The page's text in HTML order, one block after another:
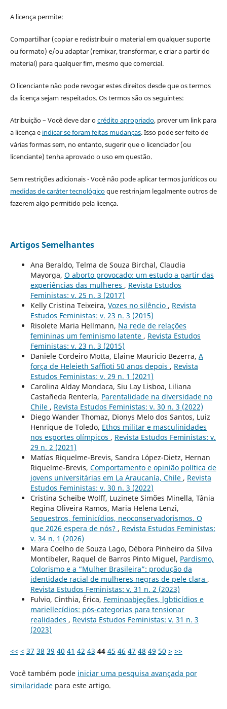
A licença permite:
Compartilhar (copiar e redistribuir o material em qualquer suporte
ou formato) e/ou adaptar (remixar, transformar, e criar a partir do
material) para qualquer fim, mesmo que comercial.
O licenciante não pode revogar estes direitos desde que os termos
da licença sejam respeitados. Os termos são os seguintes:
Atribuição – Você deve dar ocrédito apropriado, prover um link para
a licença e indicar se foram feitas mudanças. Isso pode ser feito de
várias formas sem, no entanto, sugerir que o licenciador (ou
licenciante) tenha aprovado o uso em questão.
Sem restrições adicionais - Você não pode aplicar termos jurídicos ou
medidas de caráter tecnológicoque restrinjam legalmente outros de
fazerem algo permitido pela licença.
Artigos Semelhantes
Ana Beraldo, Telma de Souza Birchal, Claudia
Mayorga, O aborto provocado: um estudo a partir das
experiências das mulheres , Revista Estudos
Feministas: v. 25 n. 3 (2017)
Kelly Cristina Teixeira, Vozes no silêncio , Revista
Estudos Feministas: v. 23 n. 3 (2015)
Risolete Maria Hellmann, Na rede de relações
femininas um feminismo latente , Revista Estudos
Feministas: v. 23 n. 3 (2015)
Daniele Cordeiro Motta, Elaine Mauricio Bezerra, A
força de Heleieth Saffioti 50 anos depois , Revista
Estudos Feministas: v. 29 n. 1 (2021)
Carolina Alday Mondaca, Siu Lay Lisboa, Liliana
Castañeda Rentería, Parentalidade na diversidade no
Chile , Revista Estudos Feministas: v. 30 n. 3 (2022)
Diego Wander Thomaz, Dionys Melo dos Santos, Luiz
Henrique de Toledo, Ethos militar e masculinidades
nos esportes olímpicos , Revista Estudos Feministas: v.
29 n. 2 (2021)
Matías Riquelme-Brevis, Sandra López-Dietz, Hernan
Riquelme-Brevis, Comportamento e opinião política de
jovens universitárias em La Araucanía, Chile , Revista
Estudos Feministas: v. 30 n. 3 (2022)
Cristina Scheibe Wolff, Luzinete Simões Minella, Tânia
Regina Oliveira Ramos, Maria Helena Lenzi,
Sequestros, feminicídios, neoconservadorismos. O
que 2026 espera de nós? , Revista Estudos Feministas:
v. 34 n. 1 (2026)
Mara Coelho de Souza Lago, Débora Pinheiro da Silva
Montibeler, Raquel de Barros Pinto Miguel, Pardismo,
Colorismo e a “Mulher Brasileira”: produção da
identidade racial de mulheres negras de pele clara ,
Revista Estudos Feministas: v. 31 n. 2 (2023)
Fulvio, Cinthia, Érica, Feminoabjeções, lgbticídios e
mariellecídios: pós-categorias para tensionar
realidades , Revista Estudos Feministas: v. 31 n. 3
(2023)
<< < 37 38 39 40 41 42 43 44 45 46 47 48 49 50 > >>
Você também pode iniciar uma pesquisa avançada por
similaridadepara este artigo.